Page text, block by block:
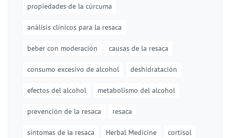
propiedades de la cúrcuma
análisis clínicos para la resaca
beber con moderación causas de la resaca
consumo excesivo de alcohol deshidratación
efectos del alcohol metabolismo del alcohol
prevención de la resaca resaca
síntomas de la resaca Herbal Medicine cortisol